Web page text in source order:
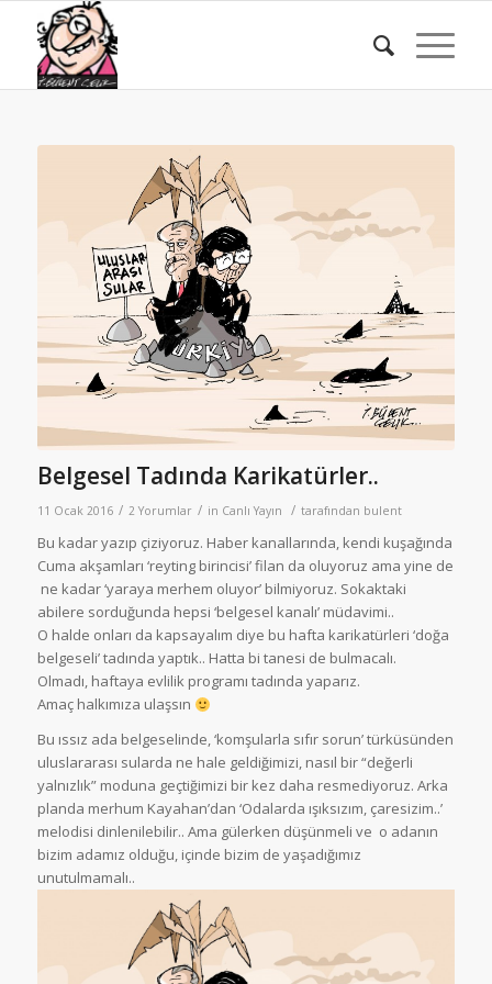
Belgesel Tadında Karikatürler..
11 Ocak 2016 / 2 Yorumlar / in Canlı Yayın / tarafından bulent
Bu kadar yazıp çiziyoruz. Haber kanallarında, kendi kuşağında
Cuma akşamları ‘reyting birincisi’ filan da oluyoruz ama yine de
ne kadar ‘yaraya merhem oluyor’ bilmiyoruz. Sokaktaki
abilere sorduğunda hepsi ‘belgesel kanalı’ müdavimi..
O halde onları da kapsayalım diye bu hafta karikatürleri ‘doğa
belgeseli’ tadında yaptık.. Hatta bi tanesi de bulmacalı.
Olmadı, haftaya evlilik programı tadında yaparız.
Amaç halkımıza ulaşsın
Bu ıssız ada belgeselinde, ‘komşularla sıfır sorun’ türküsünden
uluslararası sularda ne hale geldiğimizi, nasıl bir “değerli
yalnızlık” moduna geçtiğimizi bir kez daha resmediyoruz. Arka
planda merhum Kayahan’dan ‘Odalarda ışıksızım, çaresizim..’
melodisi dinlenilebilir.. Ama gülerken düşünmeli ve o adanın
bizim adamız olduğu, içinde bizim de yaşadığımız
unutulmamalı..